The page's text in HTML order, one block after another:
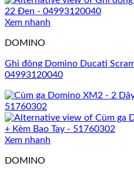
Xem nhanh
DOMINO
Ghi đông Domino Ducati
04993120040
Xem nhanh
DOMINO